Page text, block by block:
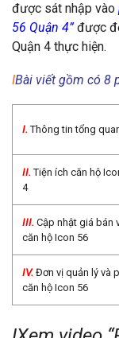
được sát nhập vào
56 Quận 4” được
Quận 4 thực hiện.
ΙBài viết gồm có 8
I.Thông tin tổng
II.Tiện ích căn hộ
4
III. Cập nhật giá bán
căn hộ Icon 56
IV. Đơn vị quản lý và
căn hộ Icon 56